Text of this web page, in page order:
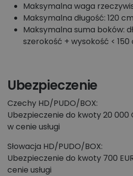
Apaczka PRO
Regulaminy i Cenniki
Maksymalna waga
Maksymalna długość: 120 cm
Maksymalna suma boków:
szerokość + wysokość < 150
Ubezpieczenie
Czechy HD/PUDO/BOX:
Ubezpieczenie do kwoty 20 000
w cenie usługi
Słowacja HD/PUDO/BOX:
Ubezpieczenie do kwoty 700
cenie usługi